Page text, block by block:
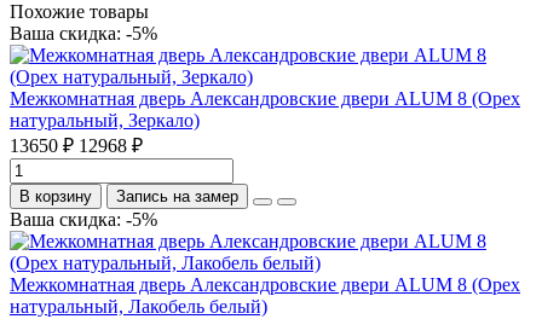
Похожие товары
Ваша скидка: -5%
Межкомнатная дверь Александровские двери ALUM 8 (Орех
натуральный, Зеркало)
13650 ₽ 12968 ₽
В корзину Запись на замер
Ваша скидка: -5%
Межкомнатная дверь Александровские двери ALUM 8 (Орех
натуральный, Лакобель белый)